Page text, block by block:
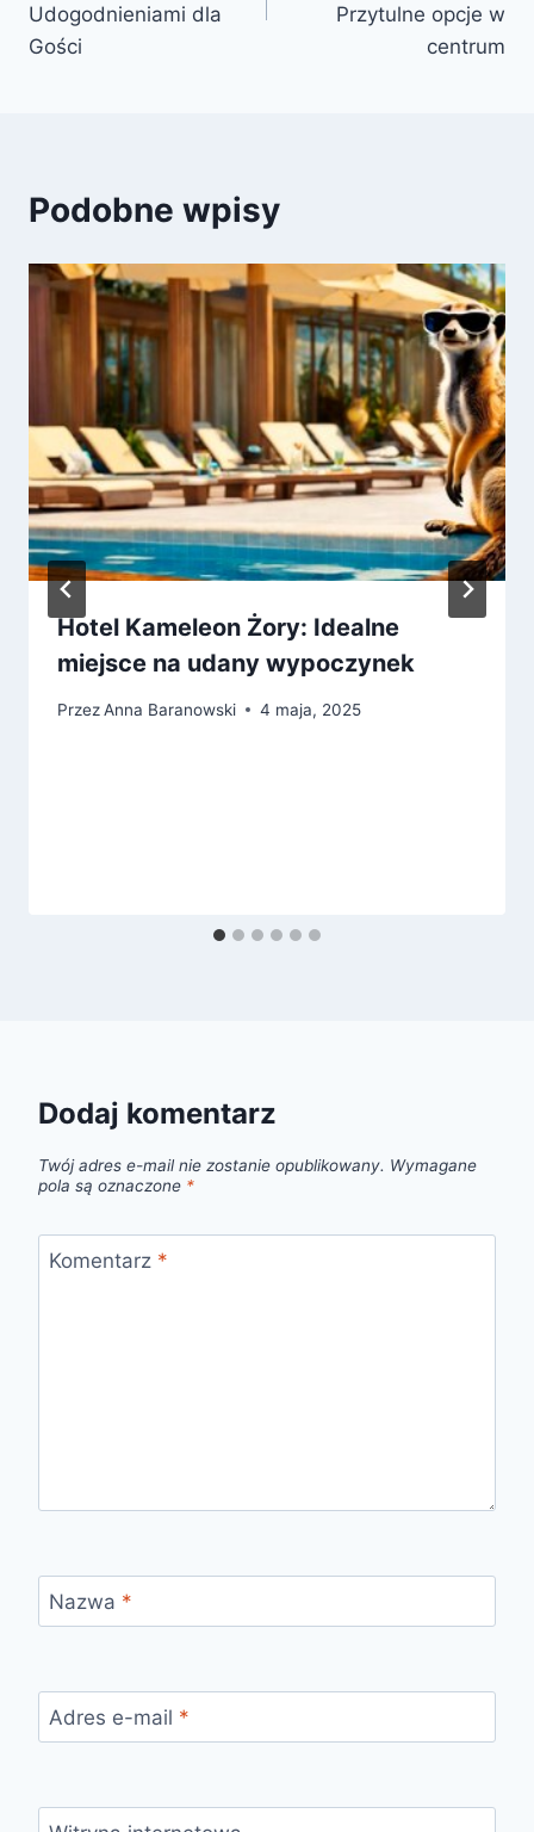
Udogodnieniami dla
Gości
Przytulne opcje w
centrum
Podobne wpisy
Hotel Kameleon Żory: Idealne
miejsce na udany wypoczynek
PrzezAnna Baranowski 4 maja, 2025
Dodaj komentarz
Twój adres e-mail nie zostanie opublikowany. Wymagane
pola są oznaczone *
Komentarz *
Nazwa *
Adres e-mail *